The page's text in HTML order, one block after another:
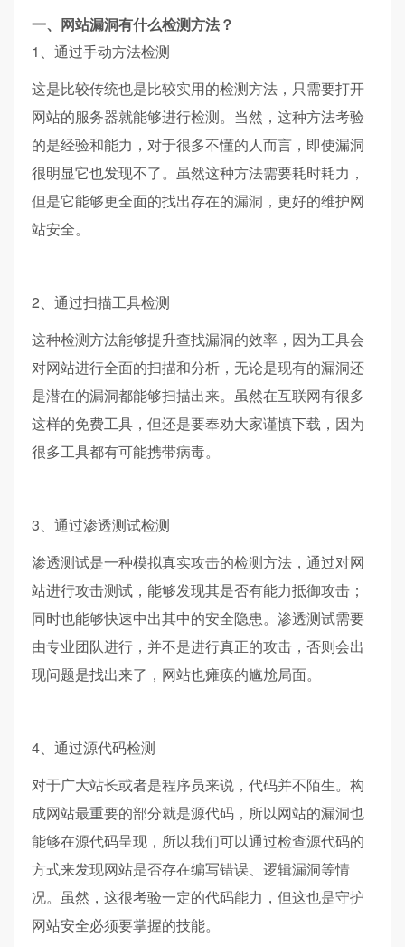
一、网站漏洞有什么检测方法？
1、通过手动方法检测
这是比较传统也是比较实用的检测方法，只需要打开
网站的服务器就能够进行检测。当然，这种方法考验
的是经验和能力，对于很多不懂的人而言，即使漏洞
很明显它也发现不了。虽然这种方法需要耗时耗力，
但是它能够更全面的找出存在的漏洞，更好的维护网
站安全。
2、通过扫描工具检测
这种检测方法能够提升查找漏洞的效率，因为工具会
对网站进行全面的扫描和分析，无论是现有的漏洞还
是潜在的漏洞都能够扫描出来。虽然在互联网有很多
这样的免费工具，但还是要奉劝大家谨慎下载，因为
很多工具都有可能携带病毒。
3、通过渗透测试检测
渗透测试是一种模拟真实攻击的检测方法，通过对网
站进行攻击测试，能够发现其是否有能力抵御攻击；
同时也能够快速中出其中的安全隐患。渗透测试需要
由专业团队进行，并不是进行真正的攻击，否则会出
现问题是找出来了，网站也瘫痪的尴尬局面。
4、通过源代码检测
对于广大站长或者是程序员来说，代码并不陌生。构
成网站最重要的部分就是源代码，所以网站的漏洞也
能够在源代码呈现，所以我们可以通过检查源代码的
方式来发现网站是否存在编写错误、逻辑漏洞等情
况。虽然，这很考验一定的代码能力，但这也是守护
网站安全必须要掌握的技能。